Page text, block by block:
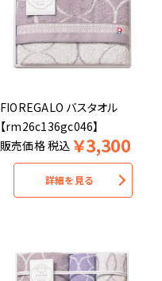
FIOREGALO バスタオル
【rm26c136gc046】
販売価格税込 ￥3,300
詳細を見る